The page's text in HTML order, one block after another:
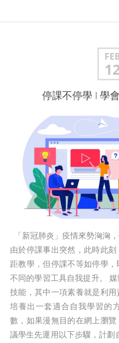
停課不停學 I 學
「新冠肺炎」疫情來勢洶洶
由於停課事出突然，此時此
距教學，但停課不等如停學
不同的學習工具自我提升。
技能，其中一項素養就是利用
培養出一套適合自我學習的
數，如果漫無目的在網上瀏
議學生先運用以下步驟，計劃